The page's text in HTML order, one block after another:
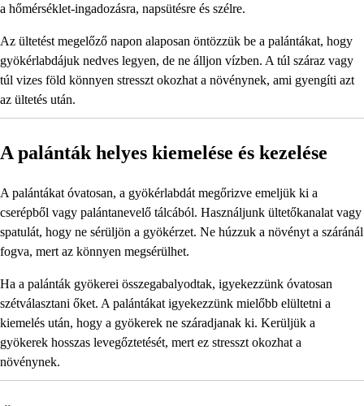
a hőmérséklet-ingadozásra, napsütésre és szélre.
Az ültetést megelőző napon alaposan öntözzük be a palántákat, hogy
gyökérlabdájuk nedves legyen, de ne álljon vízben. A túl száraz vagy
túl vizes föld könnyen stresszt okozhat a növénynek, ami gyengíti azt
az ültetés után.
A palánták helyes kiemelése és kezelése
A palántákat óvatosan, a gyökérlabdát megőrizve emeljük ki a
cserépből vagy palántanevelő tálcából. Használjunk ültetőkanalat vagy
spatulát, hogy ne sérüljön a gyökérzet. Ne húzzuk a növényt a száránál
fogva, mert az könnyen megsérülhet.
Ha a palánták gyökerei összegabalyodtak, igyekezzünk óvatosan
szétválasztani őket. A palántákat igyekezzünk mielőbb elültetni a
kiemelés után, hogy a gyökerek ne száradjanak ki. Kerüljük a
gyökerek hosszas levegőztetését, mert ez stresszt okozhat a
növénynek.